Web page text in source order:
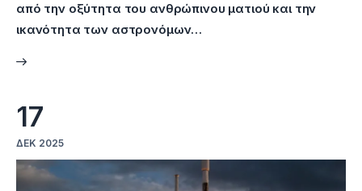
από την οξύτητα του ανθρώπινου ματιού και την
ικανότητα των αστρονόμων…
17
ΔΕΚ 2025